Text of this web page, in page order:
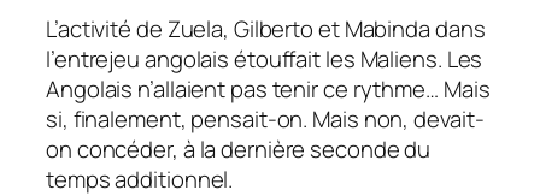
L’activité de Zuela, Gilberto et Mabinda dans
l’entrejeu angolais étouffait les Maliens. Les
Angolais n’allaient pas tenir ce rythme… Mais
si, finalement, pensait-on. Mais non, devait-
on concéder, à la dernière seconde du
temps additionnel.